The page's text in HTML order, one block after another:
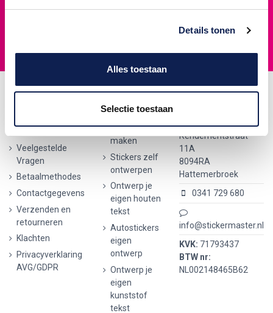
Details tonen
Alles toestaan
Selectie toestaan
Bereikbaar via telefoon en e-mail
Veelgestelde
Vragen
Betaalmethodes
Contactgegevens
Verzenden en
retourneren
Klachten
Privacyverklaring
AVG/GDPR
producten
Naamsticker
maken
Stickers zelf
ontwerpen
Ontwerp je
eigen houten
tekst
Autostickers
eigen
ontwerp
Ontwerp je
eigen
kunststof
tekst
Rendementstraat
11A
8094RA
Hattemerbroek
0341 729 680
info@stickermaster.nl
KVK: 71793437
BTW nr:
NL002148465B62